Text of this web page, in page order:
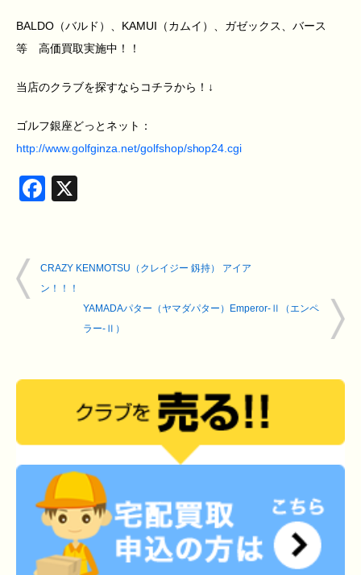
BALDO（バルド）、KAMUI（カムイ）、ガゼックス、バース
等 高価買取実施中！！
当店のクラブを探すならコチラから！↓
ゴルフ銀座どっとネット：
http://www.golfginza.net/golfshop/shop24.cgi
Facebook
CRAZY KENMOTSU（クレイジー 釼持） アイア
ン！！！
YAMADAパター（ヤマダパター）Emperor-Ⅱ（エンペ
ラー-Ⅱ）